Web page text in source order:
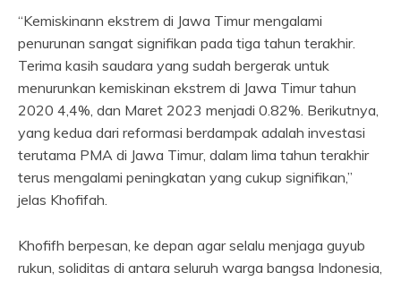
“Kemiskinann ekstrem di Jawa Timur mengalami
penurunan sangat signifikan pada tiga tahun terakhir.
Terima kasih saudara yang sudah bergerak untuk
menurunkan kemiskinan ekstrem di Jawa Timur tahun
2020 4,4%, dan Maret 2023 menjadi 0.82%. Berikutnya,
yang kedua dari reformasi berdampak adalah investasi
terutama PMA di Jawa Timur, dalam lima tahun terakhir
terus mengalami peningkatan yang cukup signifikan,”
jelas Khofifah.
Khofifh berpesan, ke depan agar selalu menjaga guyub
rukun, soliditas di antara seluruh warga bangsa Indonesia,